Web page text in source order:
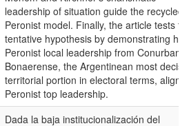
leadership of situation guide the recycled
Peronist model. Finally, the article tests
tentative hypothesis by demonstrating
Peronist local leadership from Conurbano
Bonaerense, the Argentinean most
territorial portion in electoral terms, align
Peronist top leadership.
Dada la baja institucionalización del